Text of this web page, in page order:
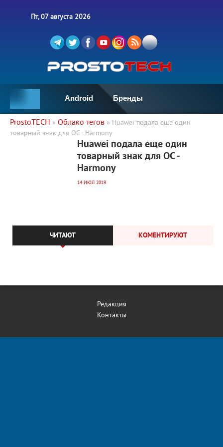
Пт, 07 августа 2026
Android Бренды
ProstoTECH » Облако тегов » Huawei подала еще один
товарный знак для ОС - Harmony
2 220 0
Huawei подала еще один
товарный знак для ОС -
Harmony
14 ИЮЛ 2019
ЧИТАЮТ КОМЕНТИРУЮТ
Редакция
Контакты